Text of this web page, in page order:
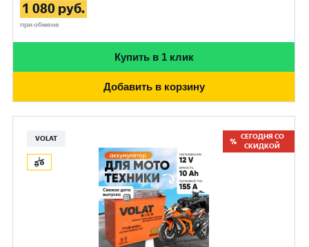
1 080 руб.
при обмене
Купить в 1 клик
Добавить в корзину
VOLAT
СЕГОДНЯ СО
СКИДКОЙ